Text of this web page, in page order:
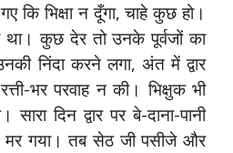
कि भिक्षा न दूँगा, चाहे कुछ हो।
था। कुछ देर तो उनके पूर्वजों का
निंदा करने लगा, अंत में द्वार
भर परवाह न की। भिक्षुक भी
दिन द्वार पर बे-दाना-पानी
मर गया। तब सेठ जी पसीजे और